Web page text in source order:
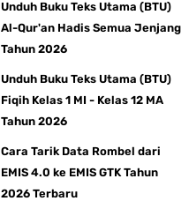
Unduh Buku Teks Utama (BTU)
Al-Qur'an Hadis Semua Jenjang
Tahun 2026
Unduh Buku Teks Utama (BTU)
Fiqih Kelas 1 MI - Kelas 12 MA
Tahun 2026
Cara Tarik Data Rombel dari
EMIS 4.0 ke EMIS GTK Tahun
2026 Terbaru